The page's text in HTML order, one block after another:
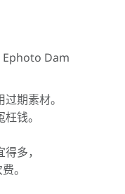
Ephoto Dam
期素材。
钱。
多，
。